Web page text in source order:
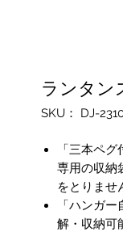
ランタン
SKU： DJ-
「三本ペ
専用の収納
をとりませ
「ハンガ
解・収納可